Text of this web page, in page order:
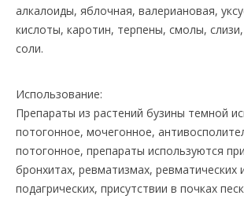
алкалоиды, яблочная, валериановая,
кислоты, каротин, терпены, смолы,
соли.
Использование:
Препараты из растений бузины темной
потогонное, мочегонное,
потогонное, препараты используются
бронхитах, ревматизмах, ревматических
подагрических, присутствии в почках